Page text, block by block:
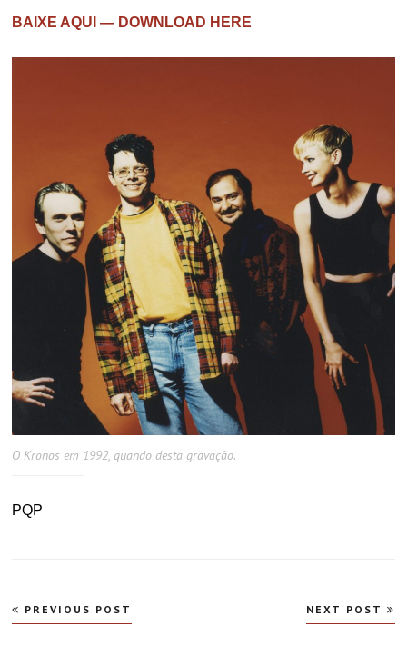
BAIXE AQUI — DOWNLOAD HERE
O Kronos em 1992, quando desta gravação.
PQP
Navegação
de
PREVIOUS POST NEXT POST